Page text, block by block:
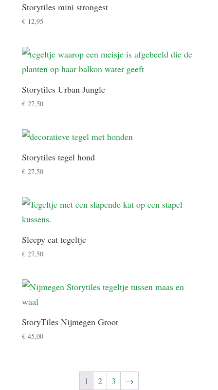
Storytiles mini strongest
€12,95
Storytiles Urban Jungle
€27,50
Storytiles tegel hond
€27,50
Sleepy cat tegeltje
€27,50
StoryTiles Nijmegen Groot
€45,00
1 2 3 →